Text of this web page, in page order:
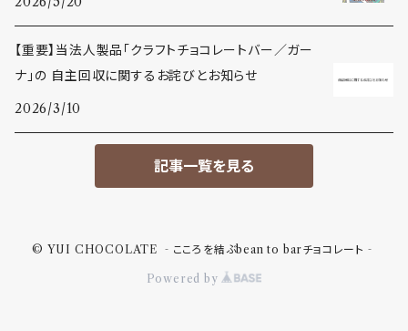
【重要】当法人製品「クラフトチョコレートバー／ガー
ナ」の 自主回収に関するお詫びとお知らせ
2026/3/10
記事一覧を見る
© YUI CHOCOLATE ‐こころを結ぶbean to barチョコレート‐
Powered by